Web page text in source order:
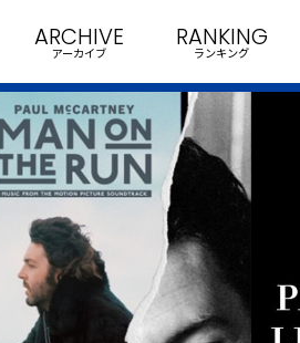
ARCHIVE
アーカイブ
RANKING
ランキング